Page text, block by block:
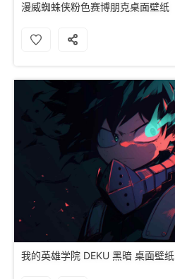
漫威蜘蛛侠粉色赛博朋克桌面壁纸
我的英雄学院 DEKU 黑暗 桌面壁纸